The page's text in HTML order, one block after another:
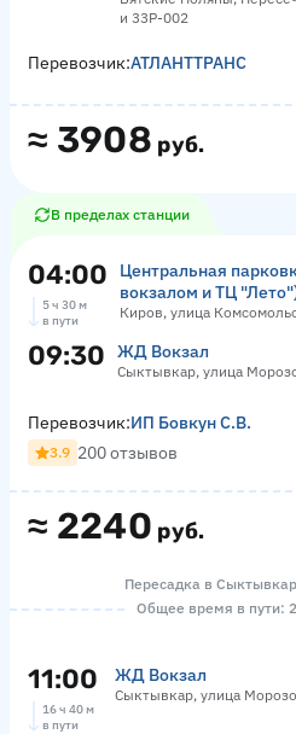
и 33Р-002
≈ 3908 руб.
Перевозчик:АТЛАНТТРАНС
В пределах станции
04:00
Центральная
вокзалом и ТЦ
Киров, улица
5 ч 30 м
в пути
09:30 ЖД Вокзал
Сыктывкар, улица
≈ 2240 руб.
Перевозчик:ИП Бовкун С.В.
3.9 200 отзывов
Пересадка в
Общее время в пути:
11:00 ЖД Вокзал
Сыктывкар, улица
16 ч 40 м
в пути